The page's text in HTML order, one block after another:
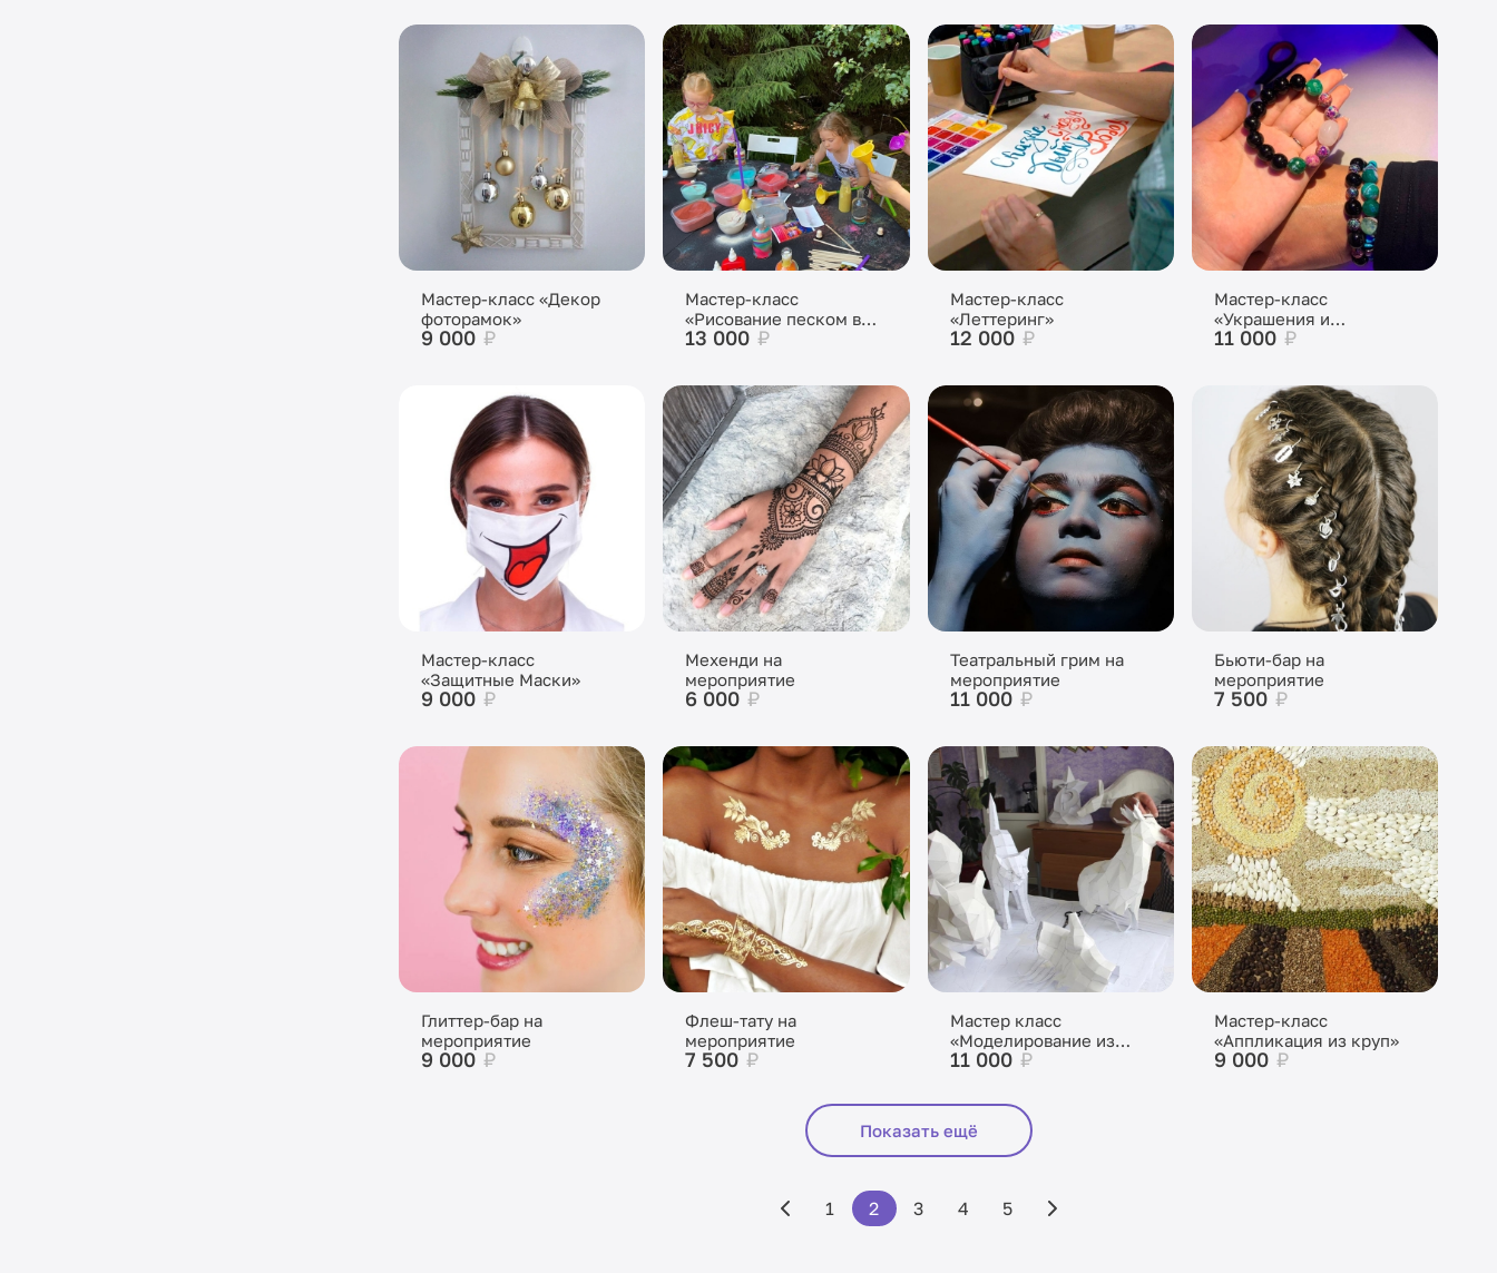
Мастер-класс «Декор
фоторамок»
9 000 ₽
Мастер-класс
«Рисование песком в
бутылках»
13 000 ₽
Мастер-класс
«Леттеринг»
12 000 ₽
Мастер-класс
«Украшения и
бижутерия»
11 000 ₽
Мастер-класс
«Защитные Маски»
9 000 ₽
Мехенди на
мероприятие
6 000 ₽
Театральный грим на
мероприятие
11 000 ₽
Бьюти-бар на
мероприятие
7 500 ₽
Глиттер-бар на
мероприятие
9 000 ₽
Флеш-тату на
мероприятие
7 500 ₽
Мастер класс
«Моделирование из
бумаги»
11 000 ₽
Мастер-класс
«Аппликация из круп»
9 000 ₽
Показать ещё
1 2 3 4 5